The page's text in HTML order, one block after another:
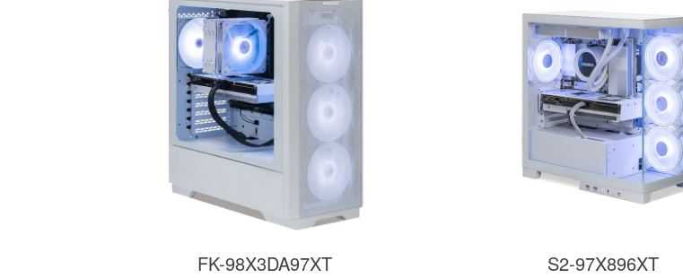
FK-98X3DA97XT S2-97X896XT